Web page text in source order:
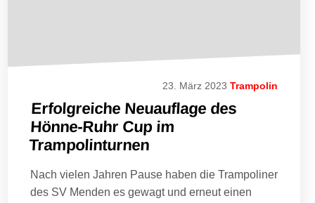
23. März 2023 Trampolin
Erfolgreiche Neuauflage des
Hönne-Ruhr Cup im
Trampolinturnen
Nach vielen Jahren Pause haben die Trampoliner
des SV Menden es gewagt und erneut einen